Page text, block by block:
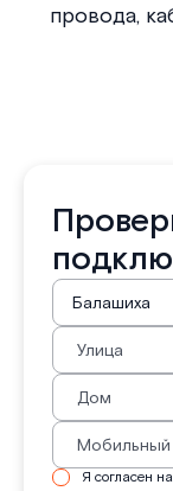
провода,
Я согласен